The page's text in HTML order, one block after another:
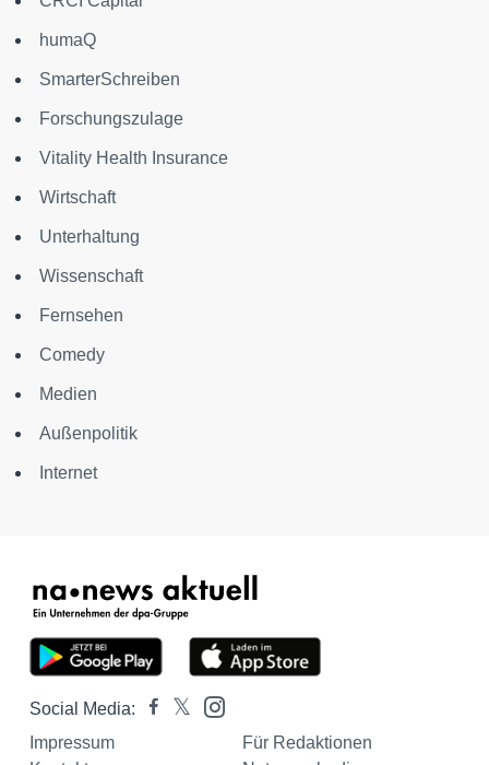
humaQ
SmarterSchreiben
Forschungszulage
Vitality Health Insurance
Wirtschaft
Unterhaltung
Wissenschaft
Fernsehen
Comedy
Medien
Außenpolitik
Internet
Social Media:
Impressum
Für Redaktionen